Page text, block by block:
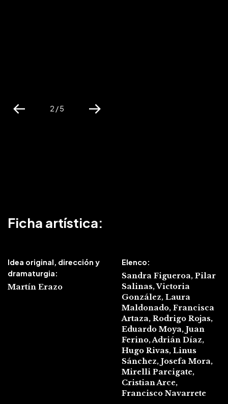
Previous
2 / 5 Next
Ficha artística:
Idea original, dirección y
dramaturgia:
Martín Erazo
Elenco:
Sandra Figueroa, Pilar
Salinas, Victoria
González, Laura
Maldonado, Francisca
Artaza, Rodrigo Rojas,
Eduardo Moya, Juan
Ferino, Adrián Díaz,
Hugo Rivas, Linus
Sánchez, Josefa Mora,
Mirelli Parcigate,
Cristian Arce,
Francisco Navarrete